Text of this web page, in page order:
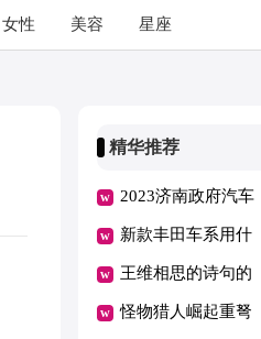
女性 美容 星座
精华推荐
2023济南政府汽车
消费券发放对象
（济南购车政府补
贴）
新款丰田车系用什
么机油合适? 新款
丰田车系用什么机
王维相思的诗句的
意思 王维写的相
怪物猎人崛起重弩